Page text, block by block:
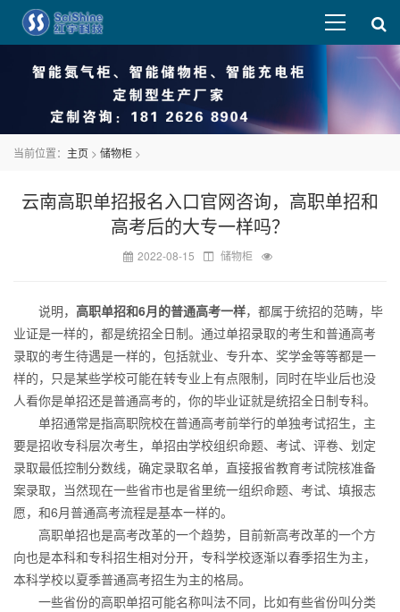
当前位置： 主页 > 储物柜 >
云南高职单招报名入口官网咨询，高职单招和
高考后的大专一样吗？
2022-08-15 储物柜
说明， 高职单招和6月的普通高考一样，都属于统招的范畴，毕
业证是一样的，都是统招全日制。通过单招录取的考生和普通高考
录取的考生待遇是一样的，包括就业、专升本、奖学金等等都是一
样的，只是某些学校可能在转专业上有点限制，同时在毕业后也没
人看你是单招还是普通高考的，你的毕业证就是统招全日制专科。
单招通常是指高职院校在普通高考前举行的单独考试招生，主
要是招收专科层次考生，单招由学校组织命题、考试、评卷、划定
录取最低控制分数线，确定录取名单，直接报省教育考试院核准备
案录取，当然现在一些省市也是省里统一组织命题、考试、填报志
愿，和6月普通高考流程是基本一样的。
高职单招也是高考改革的一个趋势，目前新高考改革的一个方
向也是本科和专科招生相对分开，专科学校逐渐以春季招生为主，
本科学校以夏季普通高考招生为主的格局。
一些省份的高职单招可能名称叫法不同，比如有些省份叫分类